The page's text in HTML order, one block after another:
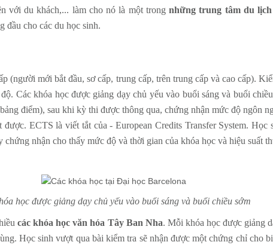
với du khách,... làm cho nó là một trongnhững trung tâm du
đầu cho các du học sinh.
(người mới bắt đầu, sơ cấp, trung cấp, trên trung cấp và cao cấp).
Các khóa học được giảng dạy chủ yếu vào buổi sáng và buổi
điểm), sau khi kỳ thi được thông qua, chứng nhận mức độ ngôn
ECTS là viết tắt của - European Credits Transfer System. Học
chứng nhận cho thấy mức độ và thời gian của khóa học và hiệu suất
học được giảng dạy chủ yếu vào buổi sáng và buổi chiều sớm
các khóa học văn hóa Tây Ban Nha. Mỗi khóa học được giảng
Học sinh vượt qua bài kiểm tra sẽ nhận được một chứng chỉ cho